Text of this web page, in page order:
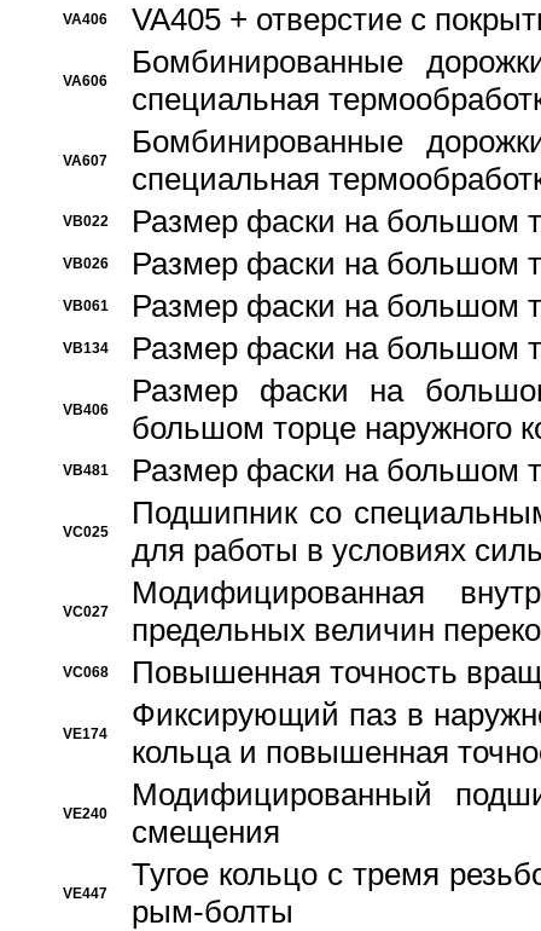
VA406 VA405 + отверстие с
VA606
Бомбинированные
специальная
VA607
Бомбинированные
специальная
VB022 Размер фаски на большом
VB026 Размер фаски на большом
VB061 Размер фаски на большом
VB134 Размер фаски на большом
VB406
Размер фаски на
большом торце наружного
VB481 Размер фаски на большом
VC025
Подшипник со
для работы в условиях
VC027
Модифицированная
предельных величин
VC068 Повышенная точность
VE174
Фиксирующий паз в
кольца и повышенная
VE240
Модифицированный
смещения
VE447
Тугое кольцо с тремя
рым-болты